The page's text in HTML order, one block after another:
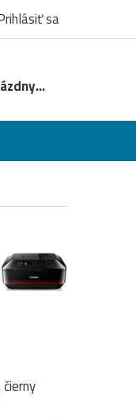
sa
čierny